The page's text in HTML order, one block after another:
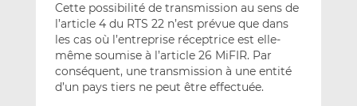
Cette possibilité de transmission au sens de
l’article 4 du RTS 22 n’est prévue que dans
les cas où l’entreprise réceptrice est elle-
même soumise à l’article 26 MiFIR. Par
conséquent, une transmission à une entité
d’un pays tiers ne peut être effectuée.